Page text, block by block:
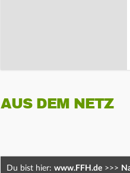
AUS DEM NETZ
Du bist hier: www.FFH.de >>>